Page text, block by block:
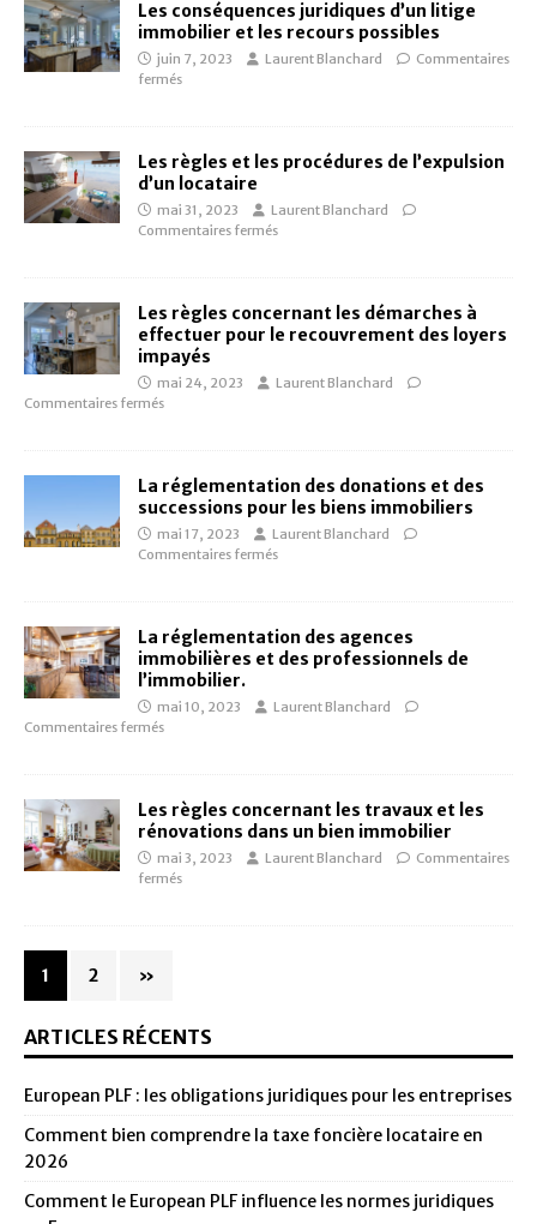
Les conséquences juridiques d’un litige
immobilier et les recours possibles
juin 7, 2023 Laurent Blanchard
Commentaires
fermés
Les règles et les procédures de l’expulsion
d’un locataire
mai 31, 2023
Laurent Blanchard
Commentaires fermés
Les règles concernant les démarches à
effectuer pour le recouvrement des loyers
impayés
mai 24, 2023
Laurent Blanchard
Commentaires fermés
La réglementation des donations et des
successions pour les biens immobiliers
mai 17, 2023
Laurent Blanchard
Commentaires fermés
La réglementation des agences
immobilières et des professionnels de
l’immobilier.
mai 10, 2023
Laurent Blanchard
Commentaires fermés
Les règles concernant les travaux et les
rénovations dans un bien immobilier
mai 3, 2023 Laurent Blanchard
Commentaires
fermés
1 2 »
ARTICLES RÉCENTS
European PLF : les obligations juridiques pour les entreprises
Comment bien comprendre la taxe foncière locataire en
2026
Comment le European PLF influence les normes juridiques